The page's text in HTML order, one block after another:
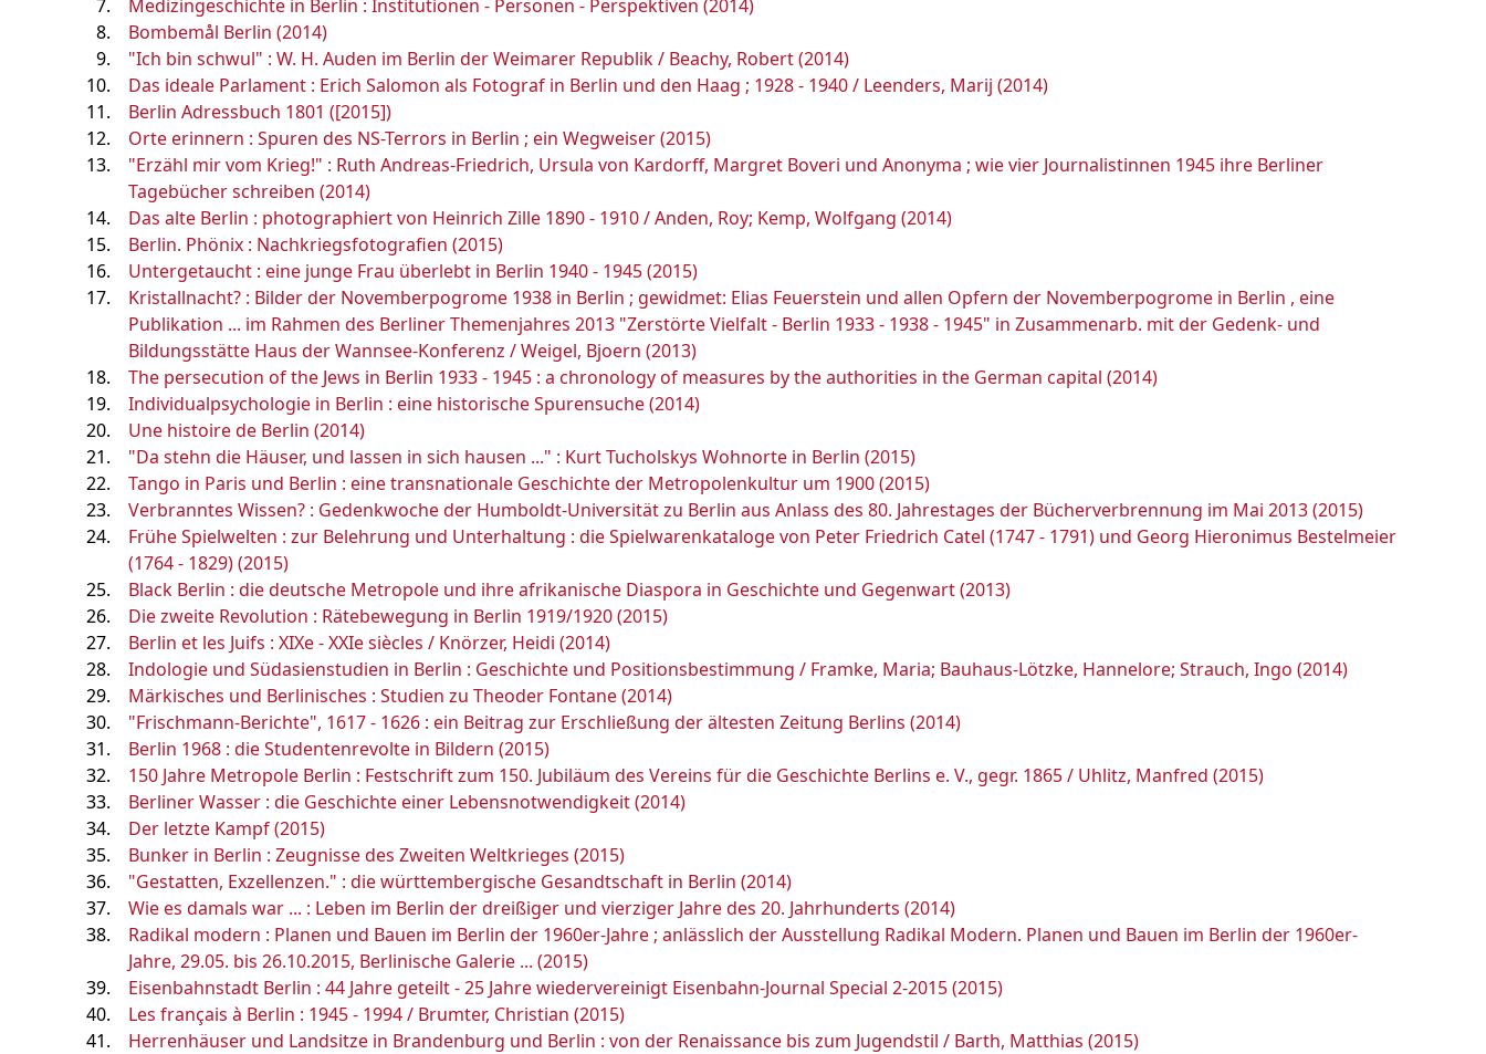
Medizingeschichte in Berlin : Institutionen - Personen - Perspektiven (2014)
Bombemål Berlin (2014)
"Ich bin schwul" : W. H. Auden im Berlin der Weimarer Republik / Beachy, Robert (2014)
Das ideale Parlament : Erich Salomon als Fotograf in Berlin und den Haag ; 1928 - 1940 / Leenders, Marij (2014)
Berlin Adressbuch 1801 ([2015])
Orte erinnern : Spuren des NS-Terrors in Berlin ; ein Wegweiser (2015)
"Erzähl mir vom Krieg!" : Ruth Andreas-Friedrich, Ursula von Kardorff, Margret Boveri und Anonyma ; wie vier Journalistinnen 1945 ihre Berliner
Tagebücher schreiben (2014)
Das alte Berlin : photographiert von Heinrich Zille 1890 - 1910 / Anden, Roy; Kemp, Wolfgang (2014)
Berlin. Phönix : Nachkriegsfotografien (2015)
Untergetaucht : eine junge Frau überlebt in Berlin 1940 - 1945 (2015)
Kristallnacht? : Bilder der Novemberpogrome 1938 in Berlin ; gewidmet: Elias Feuerstein und allen Opfern der Novemberpogrome in Berlin , eine
Publikation ... im Rahmen des Berliner Themenjahres 2013 "Zerstörte Vielfalt - Berlin 1933 - 1938 - 1945" in Zusammenarb. mit der Gedenk- und
Bildungsstätte Haus der Wannsee-Konferenz / Weigel, Bjoern (2013)
The persecution of the Jews in Berlin 1933 - 1945 : a chronology of measures by the authorities in the German capital (2014)
Individualpsychologie in Berlin : eine historische Spurensuche (2014)
Une histoire de Berlin (2014)
"Da stehn die Häuser, und lassen in sich hausen ..." : Kurt Tucholskys Wohnorte in Berlin (2015)
Tango in Paris und Berlin : eine transnationale Geschichte der Metropolenkultur um 1900 (2015)
Verbranntes Wissen? : Gedenkwoche der Humboldt-Universität zu Berlin aus Anlass des 80. Jahrestages der Bücherverbrennung im Mai 2013 (2015)
Frühe Spielwelten : zur Belehrung und Unterhaltung : die Spielwarenkataloge von Peter Friedrich Catel (1747 - 1791) und Georg Hieronimus Bestelmeier
(1764 - 1829) (2015)
Black Berlin : die deutsche Metropole und ihre afrikanische Diaspora in Geschichte und Gegenwart (2013)
Die zweite Revolution : Rätebewegung in Berlin 1919/1920 (2015)
Berlin et les Juifs : XIXe - XXIe siècles / Knörzer, Heidi (2014)
Indologie und Südasienstudien in Berlin : Geschichte und Positionsbestimmung / Framke, Maria; Bauhaus-Lötzke, Hannelore; Strauch, Ingo (2014)
Märkisches und Berlinisches : Studien zu Theoder Fontane (2014)
"Frischmann-Berichte", 1617 - 1626 : ein Beitrag zur Erschließung der ältesten Zeitung Berlins (2014)
Berlin 1968 : die Studentenrevolte in Bildern (2015)
150 Jahre Metropole Berlin : Festschrift zum 150. Jubiläum des Vereins für die Geschichte Berlins e. V., gegr. 1865 / Uhlitz, Manfred (2015)
Berliner Wasser : die Geschichte einer Lebensnotwendigkeit (2014)
Der letzte Kampf (2015)
Bunker in Berlin : Zeugnisse des Zweiten Weltkrieges (2015)
"Gestatten, Exzellenzen." : die württembergische Gesandtschaft in Berlin (2014)
Wie es damals war ... : Leben im Berlin der dreißiger und vierziger Jahre des 20. Jahrhunderts (2014)
Radikal modern : Planen und Bauen im Berlin der 1960er-Jahre ; anlässlich der Ausstellung Radikal Modern. Planen und Bauen im Berlin der 1960er-
Jahre, 29.05. bis 26.10.2015, Berlinische Galerie ... (2015)
Eisenbahnstadt Berlin : 44 Jahre geteilt - 25 Jahre wiedervereinigt Eisenbahn-Journal Special 2-2015 (2015)
Les français à Berlin : 1945 - 1994 / Brumter, Christian (2015)
Herrenhäuser und Landsitze in Brandenburg und Berlin : von der Renaissance bis zum Jugendstil / Barth, Matthias (2015)